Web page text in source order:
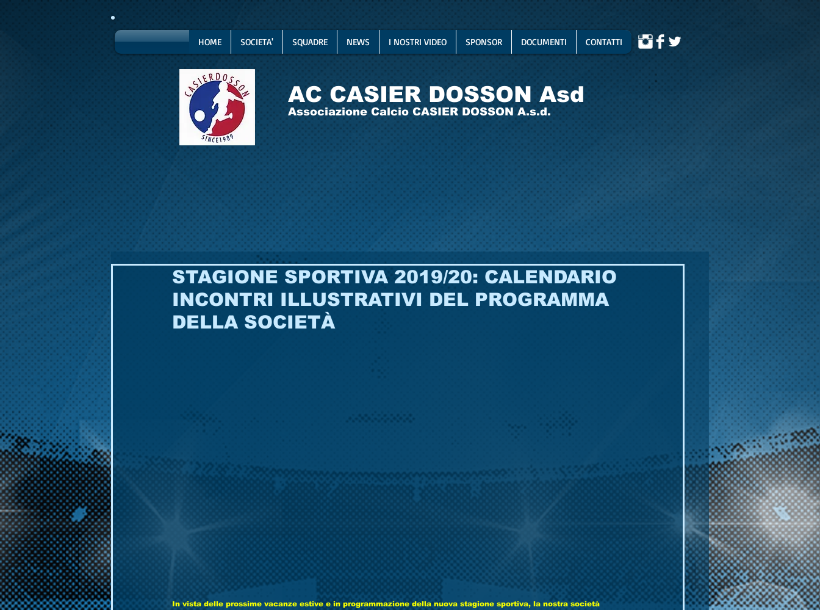
HOME SOCIETA' SQUADRE NEWS I NOSTRI VIDEO SPONSOR DOCUMENTI CONTATTI
AC CASIER DOSSON Asd
Associazione Calcio CASIER DOSSON A.s.d.
STAGIONE SPORTIVA 2019/20: CALENDARIO
INCONTRI ILLUSTRATIVI DEL PROGRAMMA
DELLA SOCIETÀ
In vista delle prossime vacanze estive e in programmazione della nuova stagione sportiva, la nostra società